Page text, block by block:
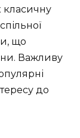
класичну
що
Важливу
до